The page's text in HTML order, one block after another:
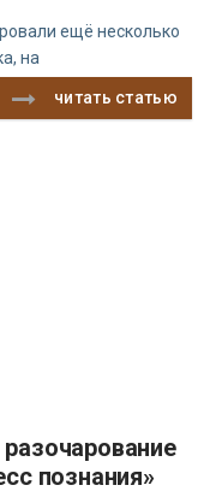
ещё несколько
на
читать статью
познания»